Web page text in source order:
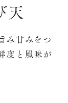
天
み甘みをつ
度と風味が